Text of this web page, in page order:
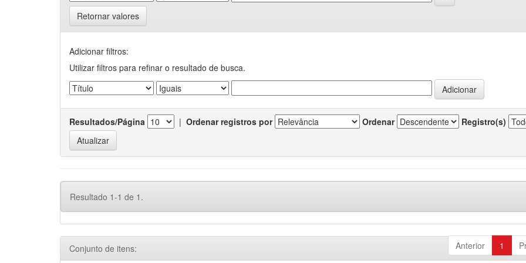
Retornar valores
Adicionar filtros:
Utilizar filtros para refinar o resultado de busca.
Resultados/Página | Ordenar registros por Ordenar Registro(s)
Resultado 1-1 de 1.
Anterior 1
Conjunto de itens: